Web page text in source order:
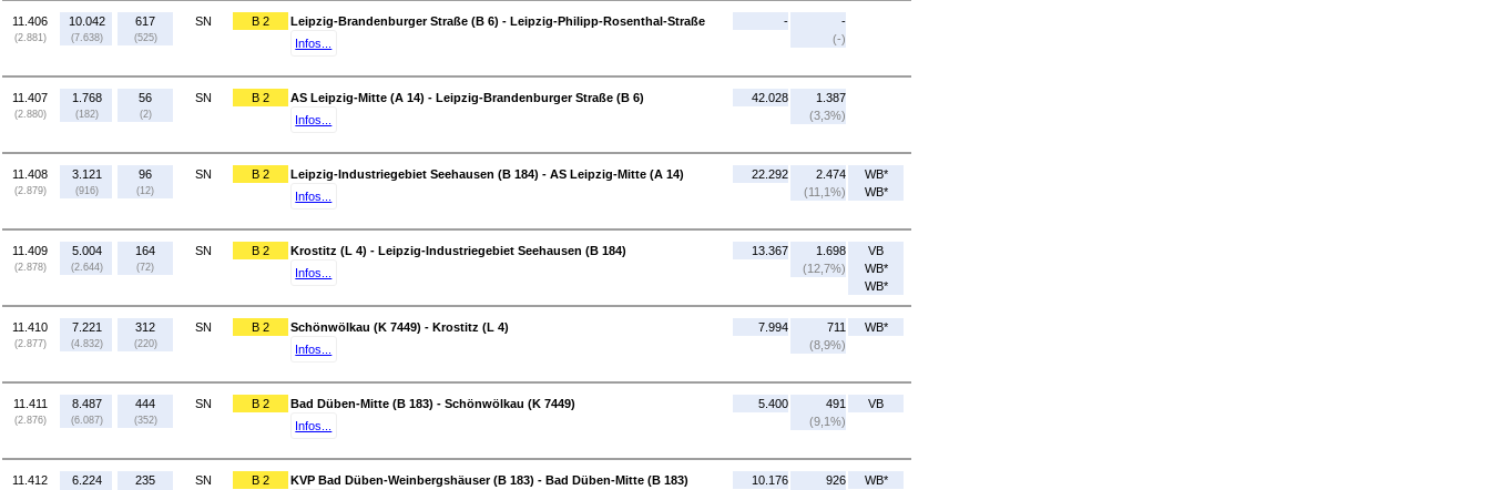
11.406
(2.881)
10.042
(7.638)
617
(525)
SN B 2
Leipzig-Brandenburger Straße (B 6) - Leipzig-Philipp-Rosenthal-Straße
Infos...
-
-
(-)
11.407
(2.880)
1.768
(182)
56
(2)
SN B 2
AS Leipzig-Mitte (A 14) - Leipzig-Brandenburger Straße (B 6)
Infos...
42.028
1.387
(3,3%)
11.408
(2.879)
3.121
(916)
96
(12)
SN B 2
Leipzig-Industriegebiet Seehausen (B 184) - AS Leipzig-Mitte (A 14)
Infos...
22.292
2.474
(11,1%)
WB*
WB*
11.409
(2.878)
5.004
(2.644)
164
(72)
SN B 2
Krostitz (L 4) - Leipzig-Industriegebiet Seehausen (B 184)
Infos...
13.367
1.698
(12,7%)
VB
WB*
WB*
11.410
(2.877)
7.221
(4.832)
312
(220)
SN B 2
Schönwölkau (K 7449) - Krostitz (L 4)
Infos...
7.994
711
(8,9%)
WB*
11.411
(2.876)
8.487
(6.087)
444
(352)
SN B 2
Bad Düben-Mitte (B 183) - Schönwölkau (K 7449)
Infos...
5.400
491
(9,1%)
VB
11.412 6.224 235 SN B 2
KVP Bad Düben-Weinbergshäuser (B 183) - Bad Düben-Mitte (B 183)
10.176
926
WB*